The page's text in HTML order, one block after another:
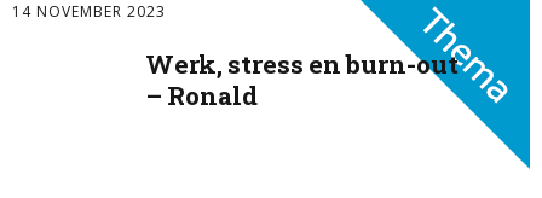
14 NOVEMBER 2023
Werk, stress en burn-out
– Ronald